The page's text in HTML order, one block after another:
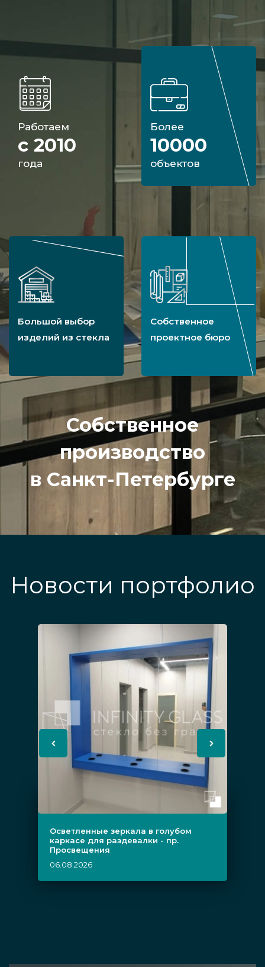
Работаем
с 2010
года
Более
10000
объектов
Большой выбор
изделий из стекла
Собственное
проектное бюро
Собственное
производство
в Санкт-Петербурге
Новости портфолио
Осветленные зеркала в голубом
каркасе для раздевалки - пр.
Просвещения
06.08.2026